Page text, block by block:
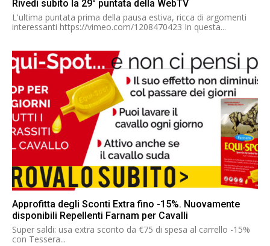
Rivedi subito la 29° puntata della WebTV
L'ultima puntata prima della pausa estiva, ricca di argomenti
interessanti https://vimeo.com/1208470423 In questa...
Approfitta degli Sconti Extra fino -15%. Nuovamente
disponibili Repellenti Farnam per Cavalli
Super saldi: usa extra sconto da €75 di spesa al carrello -15%
con Tessera...